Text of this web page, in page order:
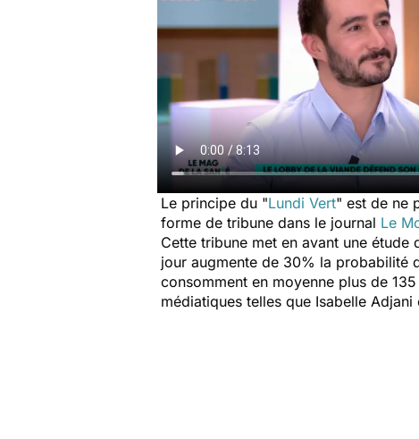
Le principe du "Lundi Vert" est de ne
forme de tribune dans le journal Le
Cette tribune met en avant une étude
jour augmente de 30% la probabilité
consomment en moyenne plus de
médiatiques telles que Isabelle